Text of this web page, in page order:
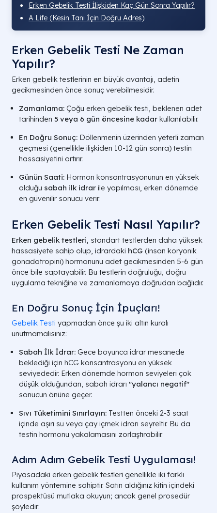
Erken Gebelik Testi İlişkiden Kaç Gün Sonra Yapılır​?
A Life (Kesin Tanı İçin Doğru Adres)
Erken Gebelik Testi Ne Zaman
Yapılır?
Erken gebelik testlerinin en büyük avantajı, adetin
gecikmesinden önce sonuç verebilmesidir.
Zamanlama: Çoğu erken gebelik testi, beklenen adet
tarihinden 5 veya 6 gün öncesine kadar kullanılabilir.
En Doğru Sonuç: Döllenmenin üzerinden yeterli zaman
geçmesi (genellikle ilişkiden 10-12 gün sonra) testin
hassasiyetini artırır.
Günün Saati: Hormon konsantrasyonunun en yüksek
olduğu sabah ilk idrar ile yapılması, erken dönemde
en güvenilir sonucu verir.
Erken Gebelik Testi Nasıl Yapılır?
Erken gebelik testleri, standart testlerden daha yüksek
hassasiyete sahip olup, idrardaki hCG (insan koryonik
gonadotropini) hormonunu adet gecikmesinden 5-6 gün
önce bile saptayabilir. Bu testlerin doğruluğu, doğru
uygulama tekniğine ve zamanlamaya doğrudan bağlıdır.
En Doğru Sonuç İçin İpuçları!
Gebelik Testi yapmadan önce şu iki altın kuralı
unutmamalısınız:
Sabah İlk İdrar: Gece boyunca idrar mesanede
beklediği için hCG konsantrasyonu en yüksek
seviyededir. Erken dönemde hormon seviyeleri çok
düşük olduğundan, sabah idrarı "yalancı negatif"
sonucun önüne geçer.
Sıvı Tüketimini Sınırlayın: Testten önceki 2-3 saat
içinde aşırı su veya çay içmek idrarı seyreltir. Bu da
testin hormonu yakalamasını zorlaştırabilir.
Adım Adım Gebelik Testi Uygulaması!
Piyasadaki erken gebelik testleri genellikle iki farklı
kullanım yöntemine sahiptir. Satın aldığınız kitin içindeki
prospektüsü mutlaka okuyun; ancak genel prosedür
şöyledir: